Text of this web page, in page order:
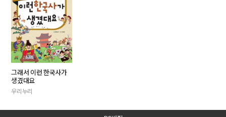
그래서 이런 한국사가
생겼대요
우리누리